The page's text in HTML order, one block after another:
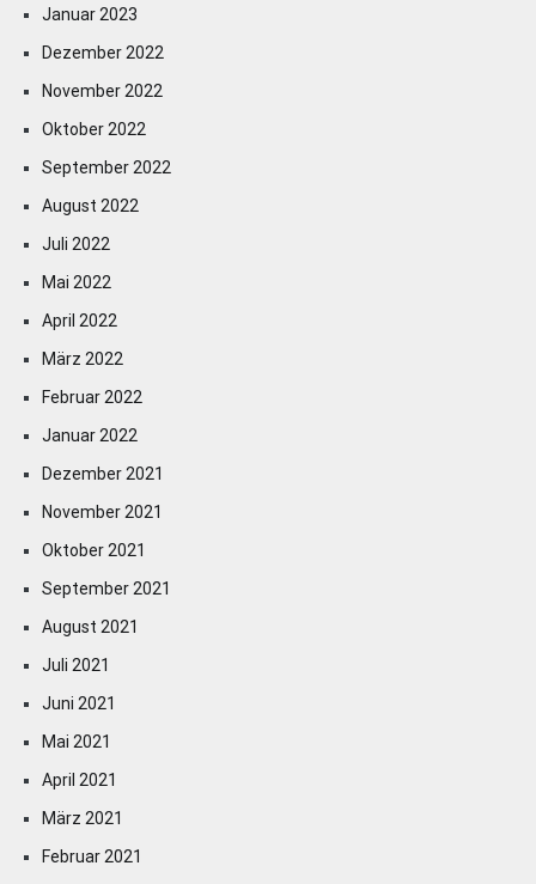
Januar 2023
Dezember 2022
November 2022
Oktober 2022
September 2022
August 2022
Juli 2022
Mai 2022
April 2022
März 2022
Februar 2022
Januar 2022
Dezember 2021
November 2021
Oktober 2021
September 2021
August 2021
Juli 2021
Juni 2021
Mai 2021
April 2021
März 2021
Februar 2021